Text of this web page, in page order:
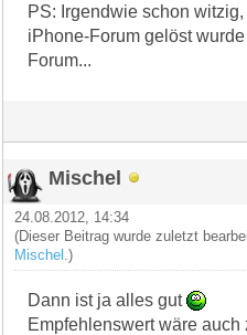
PS: Irgendwie schon
iPhone-Forum gelöst
Forum...
Mischel
24.08.2012, 14:34
(Dieser Beitrag wurde zuletzt
Mischel .)
Dann ist ja alles gut
Empfehlenswert wäre